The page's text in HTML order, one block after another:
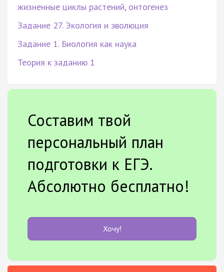
жизненные циклы растений, онтогенез
Задание 27. Экология и эволюция
Задание 1. Биология как наука
Теория к заданию 1
Составим твой
персональный план
подготовки к ЕГЭ.
Абсолютно бесплатно!
Хочу!